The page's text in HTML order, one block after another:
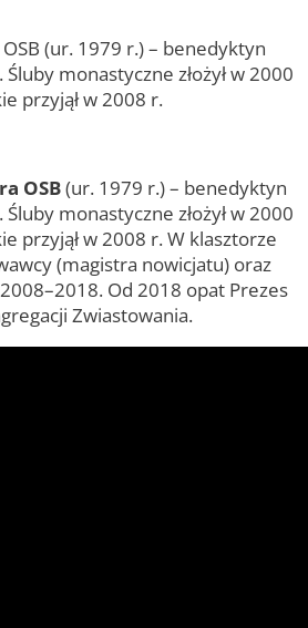
(ur. 1979 r.) – benedyktyn
monastyczne złożył w 2000
przyjął w 2008 r.
OSB(ur. 1979 r.) – benedyktyn
monastyczne złożył w 2000
przyjął w 2008 r. W klasztorze
(magistra nowicjatu) oraz
Od 2018 opat Prezes
Zwiastowania.